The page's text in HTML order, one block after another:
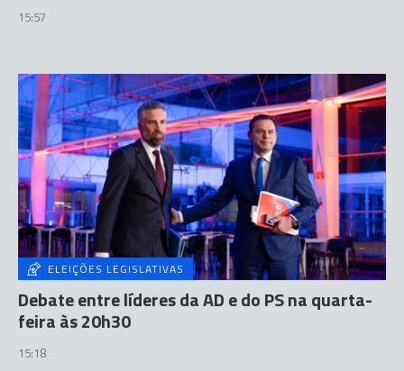
15:57
ELEIÇÕES LEGISLATIVAS
Debate entre líderes da AD e do PS na quarta-
feira às 20h30
15:18